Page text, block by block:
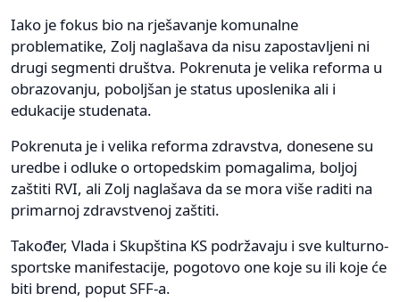
Iako je fokus bio na rješavanje komunalne
problematike, Zolj naglašava da nisu zapostavljeni ni
drugi segmenti društva. Pokrenuta je velika reforma u
obrazovanju, poboljšan je status uposlenika ali i
edukacije studenata.
Pokrenuta je i velika reforma zdravstva, donesene su
uredbe i odluke o ortopedskim pomagalima, boljoj
zaštiti RVI, ali Zolj naglašava da se mora više raditi na
primarnoj zdravstvenoj zaštiti.
Također, Vlada i Skupština KS podržavaju i sve kulturno-
sportske manifestacije, pogotovo one koje su ili koje će
biti brend, poput SFF-a.